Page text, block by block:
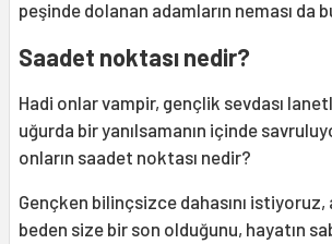
peşinde dolanan adamların neması da
Saadet noktası nedir?
Hadi onlar vampir, gençlik sevdası
uğurda bir yanılsamanın içinde
onların saadet noktası nedir?
Gençken bilinçsizce dahasını
beden size bir son olduğunu, hayatın